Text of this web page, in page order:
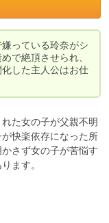
っている玲奈がシ
で絶頂させられ、
した主人公はお仕
た女の子が父親不明
快楽依存になった所
さず女の子が苦悩す
ます。